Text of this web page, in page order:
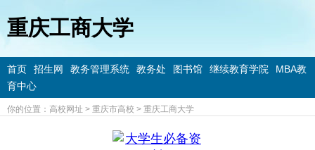
重庆工商大学
首页 招生网 教务管理系统 教务处 图书馆 继续教育学院
MBA教
育中心
你的位置： 高校网址 > 重庆市高校 > 重庆工商大学